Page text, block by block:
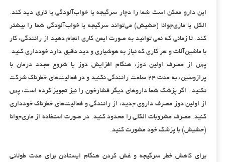
این دارو ممکن است شما را دچار سرگیجه یا خواب‌آلودگی یا تاری دید کند.
الکل یا ماری‌جوانا (حشیش) می‌تواند سرگیجه یا خواب‌آلودگی شما را بیشتر
کند. تا زمانی که نمی توانید به صورت ایمن کاری انجام دهید از رانندگی، کار
با ماشین‌آلات و هر کاری که نیاز به هوشیاری و دید دقیق دارد خودداری کنید.
پس از مصرف اولین دوز، هنگام افزایش دوز یا شروع مجدد درمان با
پرازوسین، به مدت ۲۴ ساعت رانندگی نکنید و در فعالیت‌های خطرناک شرکت
نکنید . اگر پزشک شما داروهای دیگر فشارخون را نیز تجویز کرده است، پس
از اولین دوز مصرف داروی جدید، از رانندگی و فعالیت‌های خطرناک خودداری
کنید. مصرف مشروبات الکلی را محدود کنید. در صورت استفاده از ماری‌جوانا
(حشیش) با پزشک خود مشورت کنید.
برای کاهش خطر سرگیجه و غش کردن هنگام ایستادن برای مدت طولانی